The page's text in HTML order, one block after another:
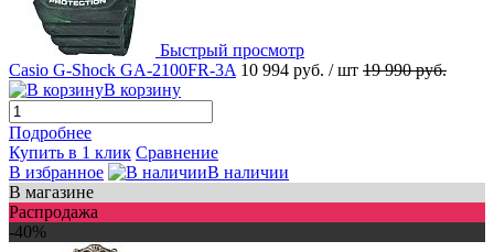
Быстрый просмотр
Casio G-Shock GA-2100FR-3A 10 994 руб. / шт 19 990 руб.
В корзину
Подробнее
Купить в 1 клик Сравнение
В избранное
В наличии
В магазине
Распродажа
-40%